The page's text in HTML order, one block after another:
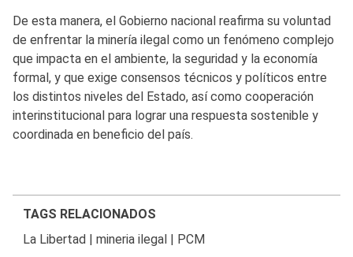
De esta manera, el Gobierno nacional reafirma su voluntad
de enfrentar la minería ilegal como un fenómeno complejo
que impacta en el ambiente, la seguridad y la economía
formal, y que exige consensos técnicos y políticos entre
los distintos niveles del Estado, así como cooperación
interinstitucional para lograr una respuesta sostenible y
coordinada en beneficio del país.
TAGS RELACIONADOS
La Libertad
mineria ilegal PCM